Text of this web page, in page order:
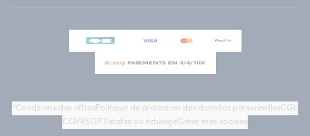
*Conditions des offresPolitique de protection des données personnellesCGU
CGV RSGP Satisfait ou échangéGérer mes cookies